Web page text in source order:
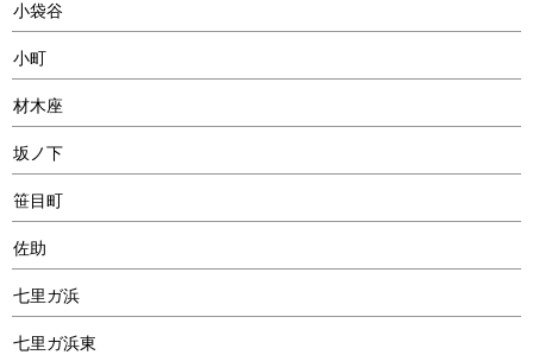
小袋谷
小町
材木座
坂ノ下
笹目町
佐助
七里ガ浜
七里ガ浜東